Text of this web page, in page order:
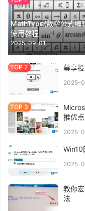
MathType(数学公式编
使用教程
2025-09-01
幕享
2025-
推优点
2025-
Win10
2025-
教你
法